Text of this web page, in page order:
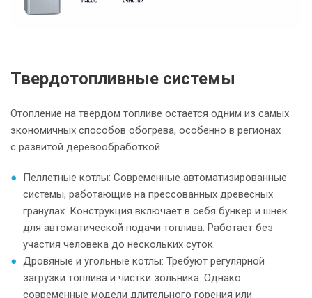
Твердотопливные системы
Отопление на твердом топливе остается одним из самых
экономичных способов обогрева, особенно в регионах
с развитой деревообработкой.
Пеллетные котлы: Современные автоматизированные
системы, работающие на прессованных древесных
гранулах. Конструкция включает в себя бункер и шнек
для автоматической подачи топлива. Работает без
участия человека до нескольких суток.
Дровяные и угольные котлы: Требуют регулярной
загрузки топлива и чистки зольника. Однако
современные модели длительного горения или